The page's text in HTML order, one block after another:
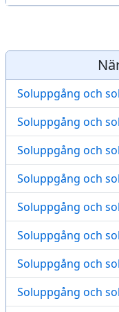
Soluppgång och
Soluppgång och
Soluppgång och
Soluppgång och
Soluppgång och
Soluppgång och
Soluppgång och
Soluppgång och